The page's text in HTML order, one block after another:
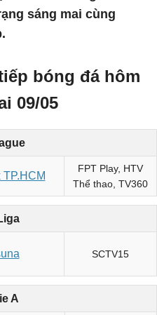
sáng mai cùng
bóng đá hôm
09/05
FPT Play, HTV
Thể thao, TV360
SCTV15
A